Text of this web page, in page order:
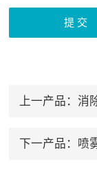
上一产品： 消
下一产品： 喷